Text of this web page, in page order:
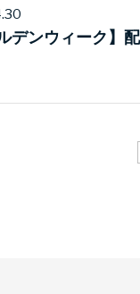
デンウィーク】